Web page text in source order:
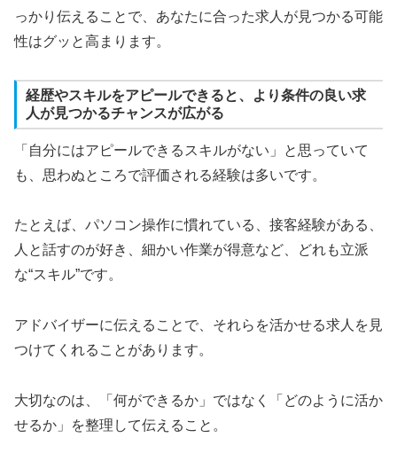
っかり伝えることで、あなたに合った求人が見つかる可能
性はグッと高まります。
経歴やスキルをアピールできると、より条件の良い求
人が見つかるチャンスが広がる
「自分にはアピールできるスキルがない」と思っていて
も、思わぬところで評価される経験は多いです。
たとえば、パソコン操作に慣れている、接客経験がある、
人と話すのが好き、細かい作業が得意など、どれも立派
な“スキル”です。
アドバイザーに伝えることで、それらを活かせる求人を見
つけてくれることがあります。
大切なのは、「何ができるか」ではなく「どのように活か
せるか」を整理して伝えること。